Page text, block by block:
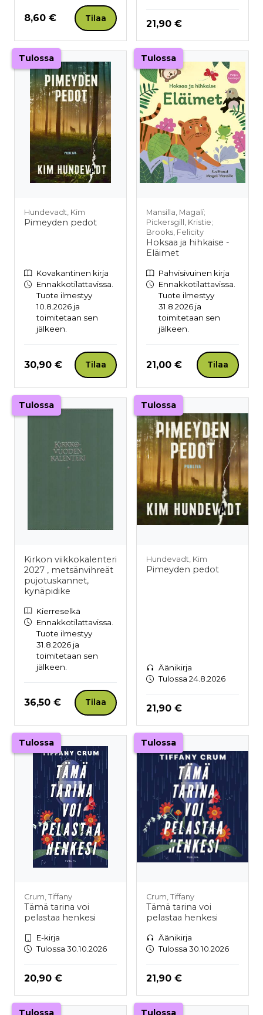
Hinta nyt
8,60 € Tilaa Hinta nyt
21,90 €
Tulossa
Hundevadt, Kim
Pimeyden pedot
Kovakantinen kirja
Ennakkotilattavissa.
Tuote ilmestyy
10.8.2026 ja
toimitetaan sen
jälkeen.
Hinta nyt
30,90 € Tilaa
Tulossa
Mansilla, Magalí;
Pickersgill, Kristie;
Brooks, Felicity
Hoksaa ja hihkaise -
Eläimet
Pahvisivuinen kirja
Ennakkotilattavissa.
Tuote ilmestyy
31.8.2026 ja
toimitetaan sen
jälkeen.
Hinta nyt
21,00 € Tilaa
Tulossa
Kirkon viikkokalenteri
2027 , metsänvihreät
pujotuskannet,
kynäpidike
Kierreselkä
Ennakkotilattavissa.
Tuote ilmestyy
31.8.2026 ja
toimitetaan sen
jälkeen.
Hinta nyt
36,50 € Tilaa
Tulossa
Hundevadt, Kim
Pimeyden pedot
Äänikirja
Tulossa 24.8.2026
Hinta nyt
21,90 €
Tulossa
Crum, Tiffany
Tämä tarina voi
pelastaa henkesi
E-kirja
Tulossa 30.10.2026
Hinta nyt
20,90 €
Tulossa
Crum, Tiffany
Tämä tarina voi
pelastaa henkesi
Äänikirja
Tulossa 30.10.2026
Hinta nyt
21,90 €
Tulossa Tulossa